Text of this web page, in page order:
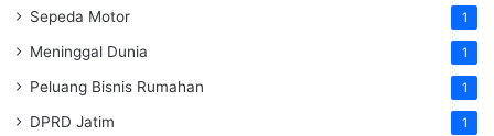
Sepeda Motor 1
Meninggal Dunia 1
Peluang Bisnis Rumahan 1
DPRD Jatim 1